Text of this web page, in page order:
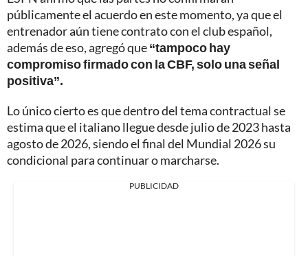
públicamente el acuerdo en este momento, ya que el
entrenador aún tiene contrato con el club español,
además de eso, agregó que“tampoco hay
compromiso firmado con la CBF, solo una señal
positiva”.
Lo único cierto es que dentro del tema contractual se
estima que el italiano llegue desde julio de 2023 hasta
agosto de 2026, siendo el final del Mundial 2026 su
condicional para continuar o marcharse.
PUBLICIDAD